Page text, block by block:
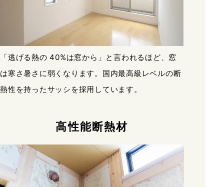
「逃げる熱の 40%は窓から」と言われるほど、窓
は寒さ暑さに弱くなります。国内最高級レベルの断
熱性を持ったサッシを採用しています。
高性能断熱材